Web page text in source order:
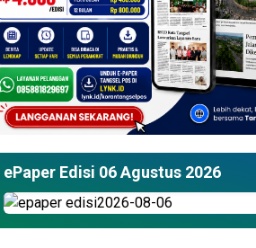
ePaper Edisi 06 Agustus 2026